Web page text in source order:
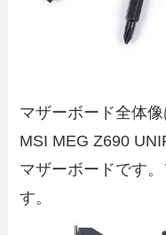
マザーボード全体
MSI MEG Z690
マザーボードです
す。